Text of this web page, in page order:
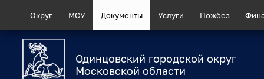
Округ МСУ Документы Услуги Пожбез
Одинцовский городской округ
Московской области